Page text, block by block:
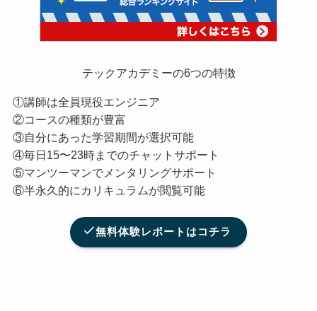
テックアカデミーの6つの特徴
①講師は全員現役エンジニア
②コースの種類が豊富
③自分にあった学習期間が選択可能
④毎日15〜23時までのチャットサポート
⑤マンツーマンでメンタリングサポート
⑥半永久的にカリキュラムが閲覧可能
無料体験レポートはコチラ